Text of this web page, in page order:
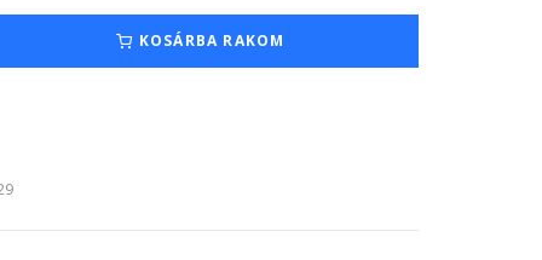
KOSÁRBA RAKOM